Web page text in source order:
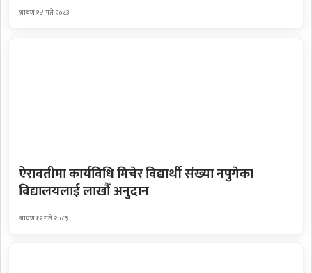
श्रावण १४ गते २०८३
ऐरावतीमा कार्यविधि मिचेर विद्यार्थी संख्या नपुगेका
विद्यालयलाई लाखौँ अनुदान
श्रावण १२ गते २०८३